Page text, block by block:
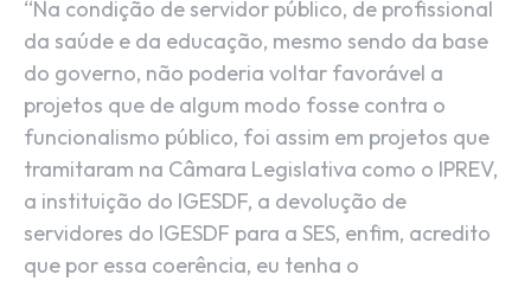
“Na condição de servidor público, de profissional
da saúde e da educação, mesmo sendo da base
do governo, não poderia voltar favorável a
projetos que de algum modo fosse contra o
funcionalismo público, foi assim em projetos que
tramitaram na Câmara Legislativa como o IPREV,
a instituição do IGESDF, a devolução de
servidores do IGESDF para a SES, enfim, acredito
que por essa coerência, eu tenha o